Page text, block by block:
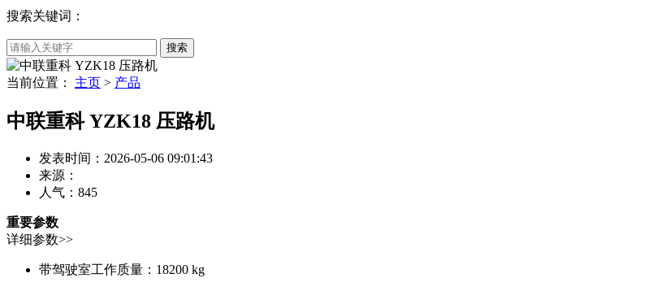
搜索关键词：
当前位置： 主页 > 产品
中联重科 YZK18 压路机
发表时间：2026-05-06 09:01:43
来源：
人气： 845
重要参数
详细参数>>
带驾驶室工作质量： 18200 kg